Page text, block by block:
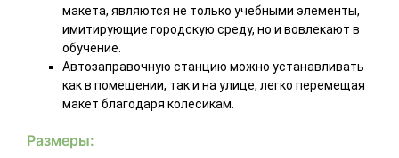
макета, являются не только учебными элементы,
имитирующие городскую среду, но и вовлекают в
обучение.
Автозаправочную станцию можно устанавливать
как в помещении, так и на улице, легко перемещая
макет благодаря колесикам.
Размеры: